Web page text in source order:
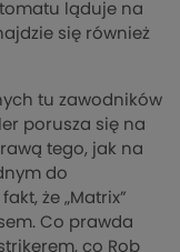
ląduje na
się również
tu zawodników
porusza się na
tego, jak na
do
że „Matrix”
Co prawda
co Rob